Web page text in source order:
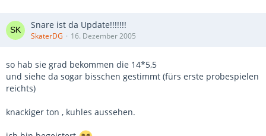
Snare ist da Update!!!!!!!
SkaterDG 16. Dezember 2005
so hab sie grad bekommen die 14*5,5
und siehe da sogar bisschen gestimmt (fürs erste probespielen
reichts)
knackiger ton , kuhles aussehen.